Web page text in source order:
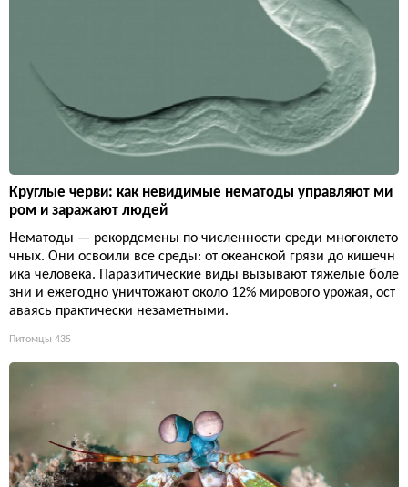
Круглые черви: как невидимые нематоды управляют ми
ром и заражают людей
Нематоды — рекордсмены по численности среди многоклето
чных. Они освоили все среды: от океанской грязи до кишечн
ика человека. Паразитические виды вызывают тяжелые боле
зни и ежегодно уничтожают около 12% мирового урожая, ост
аваясь практически незаметными.
Питомцы 435